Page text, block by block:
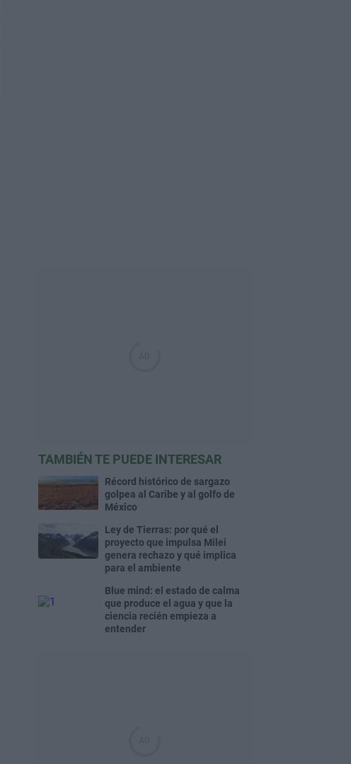
TAMBIÉN TE PUEDE INTERESAR
Récord histórico de sargazo
golpea al Caribe y al golfo de
México
Ley de Tierras: por qué el
proyecto que impulsa Milei
genera rechazo y qué implica
para el ambiente
Blue mind: el estado de calma
que produce el agua y que la
ciencia recién empieza a
entender